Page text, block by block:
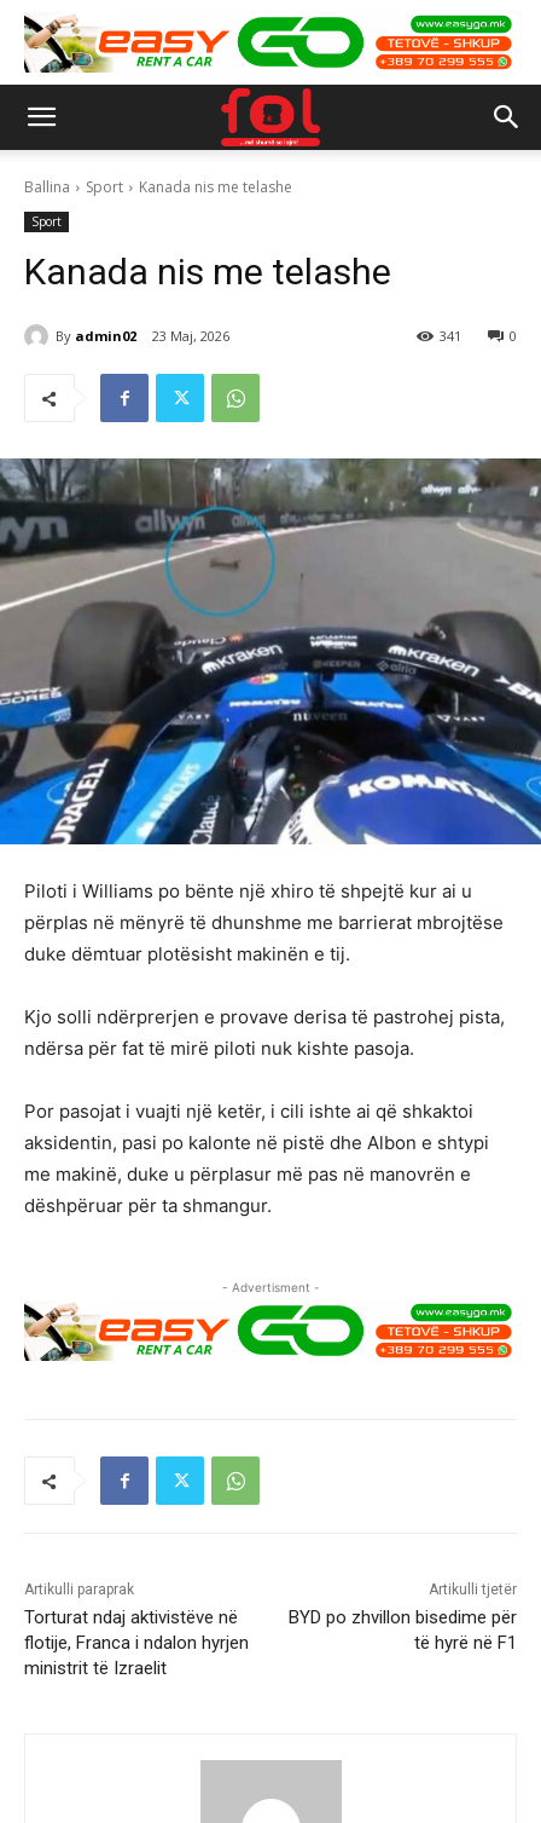
Ballina Sport Kanada nis me telashe
Sport
Kanada nis me telashe
By admin02 23 Maj, 2026 0
341
Piloti i Williams po bënte një xhiro të shpejtë kur ai u
përplas në mënyrë të dhunshme me barrierat mbrojtëse
duke dëmtuar plotësisht makinën e tij.
Kjo solli ndërprerjen e provave derisa të pastrohej pista,
ndërsa për fat të mirë piloti nuk kishte pasoja.
Por pasojat i vuajti një ketër, i cili ishte ai që shkaktoi
aksidentin, pasi po kalonte në pistë dhe Albon e shtypi
me makinë, duke u përplasur më pas në manovrën e
dëshpëruar për ta shmangur.
- Advertisment -
Artikulli paraprak
Torturat ndaj aktivistëve në
flotije, Franca i ndalon hyrjen
ministrit të Izraelit
Artikulli tjetër
BYD po zhvillon bisedime për
të hyrë në F1